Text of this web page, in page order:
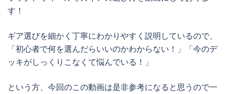
す！
ギア選びを細かく丁寧にわかりやすく説明しているので、
「初心者で何を選んだらいいのかわからない！」「今のデ
ッキがしっくりこなくて悩んでいる！」
という方、今回のこの動画は是非参考になると思うので一